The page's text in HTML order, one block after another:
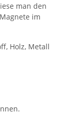
man den
im
Holz, Metall